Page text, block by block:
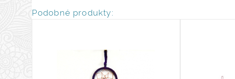
Podobné produkty: